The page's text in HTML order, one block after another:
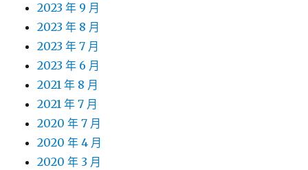
2023 年 9 月
2023 年 8 月
2023 年 7 月
2023 年 6 月
2021 年 8 月
2021 年 7 月
2020 年 7 月
2020 年 4 月
2020 年 3 月